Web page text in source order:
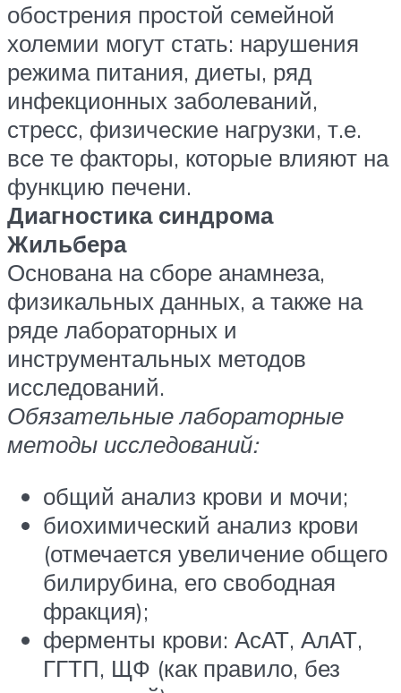
обострения простой семейной
холемии могут стать: нарушения
режима питания, диеты, ряд
инфекционных заболеваний,
стресс, физические нагрузки, т.е.
все те факторы, которые влияют на
функцию печени.
Диагностика синдрома
Жильбера
Основана на сборе анамнеза,
физикальных данных, а также на
ряде лабораторных и
инструментальных методов
исследований.
Обязательные лабораторные
методы исследований:
общий анализ крови и мочи;
биохимический анализ крови
(отмечается увеличение общего
билирубина, его свободная
фракция);
ферменты крови: АсАТ, АлАТ,
ГГТП, ЩФ (как правило, без